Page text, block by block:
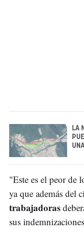
LA
"Este es el peor de
ya que además del
trabajadoras
sus